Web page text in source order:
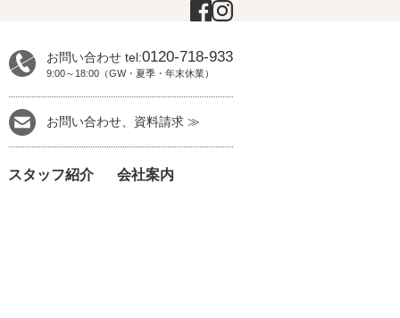
スタッフ紹介 会社案内
お問い合わせ tel:0120-718-933
9:00～18:00（GW・夏季・年末休業）
お問い合わせ、資料請求 ≫